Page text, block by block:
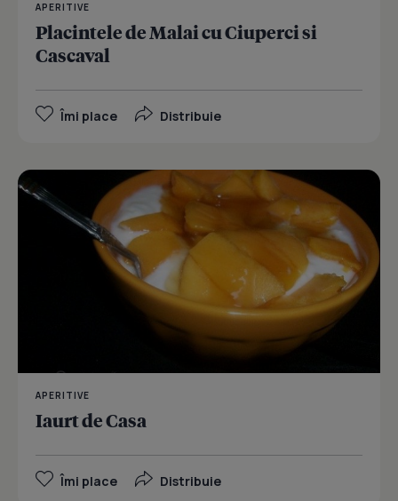
APERITIVE
Placintele de Malai cu Ciuperci si
Cascaval
Îmi place Distribuie
APERITIVE
Iaurt de Casa
Îmi place Distribuie